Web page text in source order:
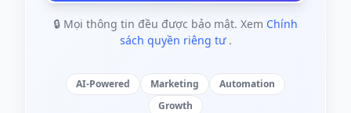
🔒 Mọi thông tin đều được bảo mật. Xem Chính
sách quyền riêng tư .
AI-Powered Marketing
Automation
Growth